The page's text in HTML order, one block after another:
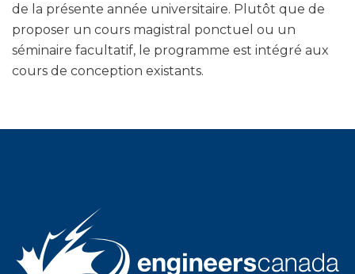
de la présente année universitaire. Plutôt que de
proposer un cours magistral ponctuel ou un
séminaire facultatif, le programme est intégré aux
cours de conception existants.